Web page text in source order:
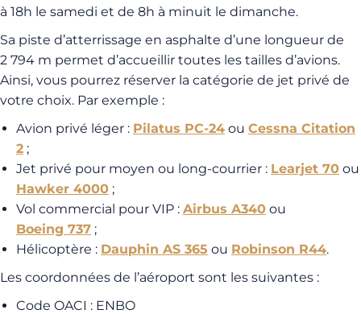
à 18h le samedi et de 8h à minuit le dimanche.
Sa piste d’atterrissage en asphalte d’une longueur de
2 794 m permet d’accueillir toutes les tailles d’avions.
Ainsi, vous pourrez réserver la catégorie de jet privé de
votre choix. Par exemple :
Avion privé léger : Pilatus PC-24 ou Cessna Citation
2 ;
Jet privé pour moyen ou long-courrier : Learjet 70 ou
Hawker 4000 ;
Vol commercial pour VIP : Airbus A340 ou
Boeing 737 ;
Hélicoptère : Dauphin AS 365 ou Robinson R44.
Les coordonnées de l’aéroport sont les suivantes :
Code OACI : ENBO